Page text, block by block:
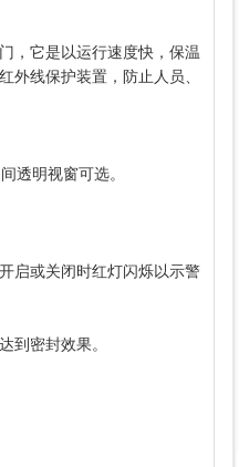
，它是以运行速度快，保温
外线保护装置，防止人员、
透明视窗可选。
启或关闭时红灯闪烁以示警
到密封效果。